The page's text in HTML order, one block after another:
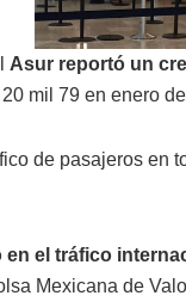
Asur reportó un
mil 79 en enero
de pasajeros en
el tráfico
Mexicana de